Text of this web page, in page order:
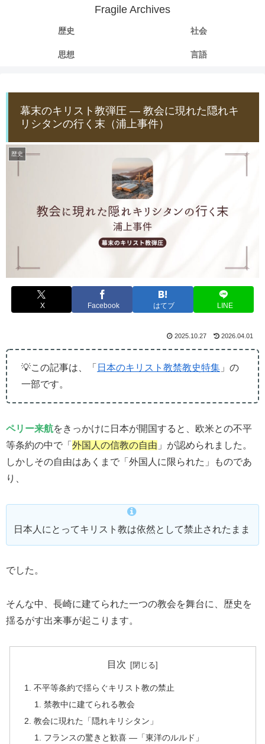
Fragile Archives
歴史 社会
思想 言語
幕末のキリスト教弾圧 ― 教会に現れた隠れキ
リシタンの行く末（浦上事件）
歴史
X Facebook はてブ LINE
2025.10.27 2026.04.01
💡この記事は、「 日本のキリスト教禁教史特集 」の
一部です。
ペリー来航をきっかけに日本が開国すると、欧米との不平
等条約の中で「 外国人の信教の自由 」が認められました。
しかしその自由はあくまで「外国人に限られた」ものであ
り、
日本人にとってキリスト教は依然として禁止されたまま
でした。
そんな中、長崎に建てられた一つの教会を舞台に、歴史を
揺るがす出来事が起こります。
目次
不平等条約で揺らぐキリスト教の禁止
禁教中に建てられる教会
教会に現れた「隠れキリシタン」
フランスの驚きと歓喜 ―「東洋のルルド」